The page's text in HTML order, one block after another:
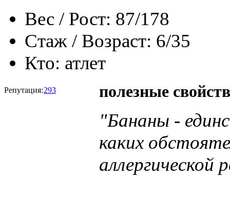
Вес / Рост: 87/178
Стаж / Возраст: 6/35
Кто: атлет
Репутация:293 полезные
"Бананы -
каких